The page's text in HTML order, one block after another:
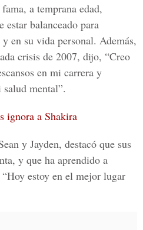
a temprana edad,
estar balanceado para
en su vida personal. Además,
crisis de 2007, dijo, “Creo
en mi carrera y
mental”.
ignora a Shakira
y Jayden, destacó que sus
y que ha aprendido a
estoy en el mejor lugar